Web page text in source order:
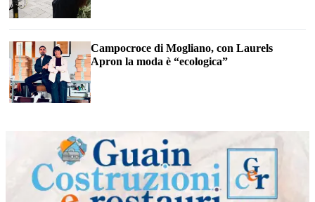
Campocroce di Mogliano, con Laurels
Apron la moda è “ecologica”